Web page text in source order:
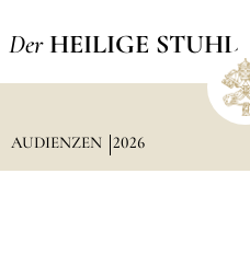
Der HEILIGE STUHL
AUDIENZEN 2026